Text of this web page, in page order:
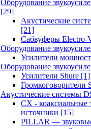
Оборудование
[29]
Акустические
[21]
Сабвуферы Electro-
Оборудование
Усилители
Оборудование
Усилители Shure [1]
Громкоговорители
Акустические системы
CX - коаксиальные
источники [15]
PILLAR —